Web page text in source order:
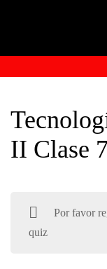
II Clase
Por favor
quiz